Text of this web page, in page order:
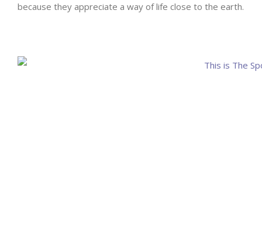
because they appreciate a way of life close to the earth.